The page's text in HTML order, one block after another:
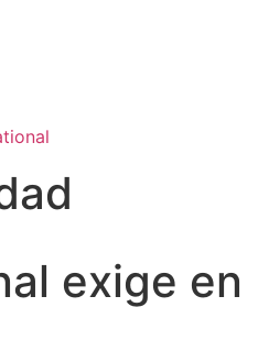
exige en